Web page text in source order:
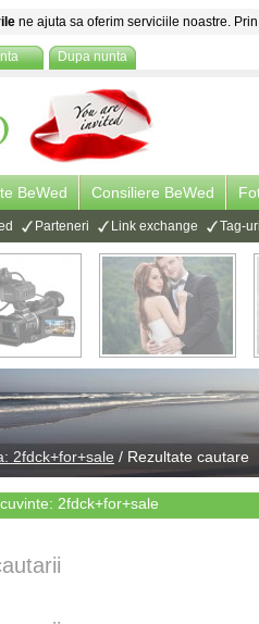
ne ajuta sa oferim serviciile noastre.
Dupa nunta
BeWed Consiliere BeWed
Parteneri Link exchange Tag-
2fdck+for+sale / Rezultate cautare
2fdck+for+sale